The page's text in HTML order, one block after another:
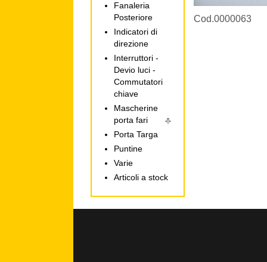
Cod.0000063
Fanaleria
Posteriore
Indicatori di
direzione
Interruttori -
Devio luci -
Commutatori
chiave
Mascherine
porta fari
Porta Targa
Puntine
Varie
Articoli a stock